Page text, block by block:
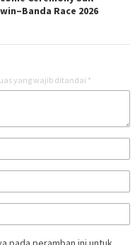
Race 2026
yang wajib ditandai *